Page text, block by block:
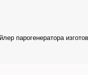
парогенератора